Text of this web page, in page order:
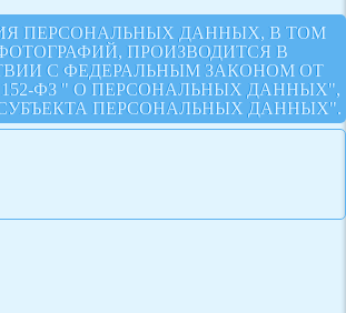
ПЕРСОНАЛЬНЫХ ДАННЫХ, В ТОМ
ПРОИЗВОДИТСЯ В
С ФЕДЕРАЛЬНЫМ ЗАКОНОМ ОТ
№ 152-ФЗ " О ПЕРСОНАЛЬНЫХ ДАННЫХ",
ПЕРСОНАЛЬНЫХ ДАННЫХ".